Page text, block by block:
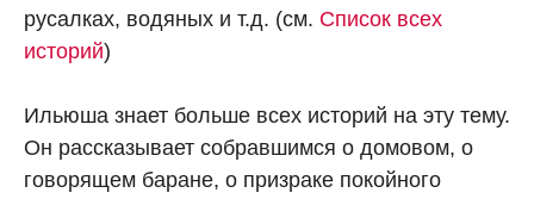
русалках, водяных и т.д. (см. Список всех
историй)
Ильюша знает больше всех историй на эту тему.
Он рассказывает собравшимся о домовом, о
говорящем баране, о призраке покойного